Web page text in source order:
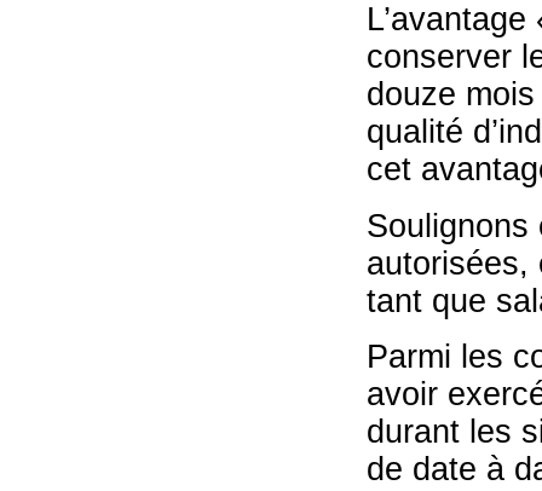
conserver
douze
qualité
cet
Soulignons
autorisées,
tant que
Parmi les
avoir
durant les
de date à